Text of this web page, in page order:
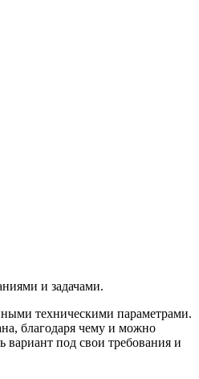
и задачами.
техническими параметрами.
благодаря чему и можно
вариант под свои требования и